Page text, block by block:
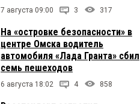
7 августа 09:00 3 317
На «островке безопасности» в
центре Омска водитель
автомобиля «Лада Гранта» сбил
семь пешеходов
6 августа 18:02 4 858